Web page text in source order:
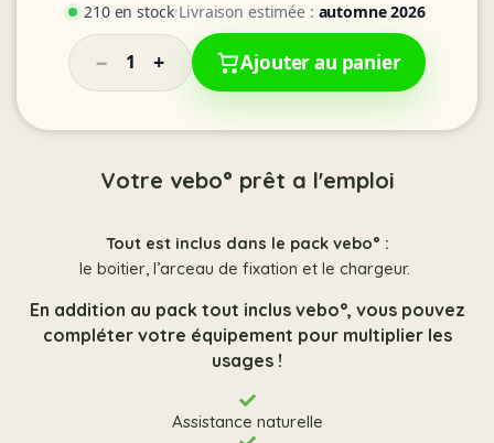
210 en stock•Livraison estimée : automne 2026
− 1 + Ajouter au panier
Votre vebo° prêt a l'emploi
Assistance naturelle
Tout est inclus dans le pack vebo° :
le boitier, l’arceau de fixation et le chargeur.
En addition au pack tout inclus vebo°, vous pouvez
compléter votre équipement pour multiplier les
usages !